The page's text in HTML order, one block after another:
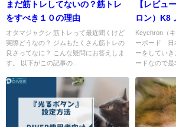
まだ筋トレしてないの？筋トレ
をすべき１０の理由
オタマジャクシ 筋トレって最近聞くけど
実際どうなの？ ジムもたくさん筋トレの
良さってなに？ こんな疑問にお答えしま
す。 以下がこの記事の...
【レビュ
ロン）K8
ド 日本語
想！
Keychron（
ーボード 日
ーをしてい
ードなので是